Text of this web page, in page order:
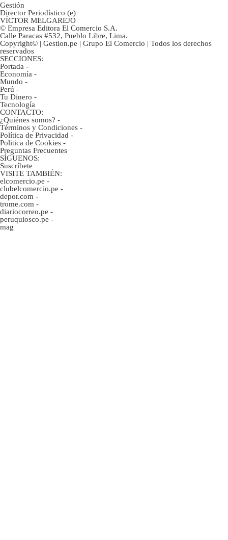
Gestión
Director Periodístico (e)
VÍCTOR MELGAREJO
© Empresa Editora El Comercio S.A.
Calle Paracas #532, Pueblo Libre, Lima.
Copyright© | Gestion.pe | Grupo El Comercio | Todos los derechos
reservados
SECCIONES:
Portada -
Economía -
Mundo -
Perú -
Tu Dinero -
Tecnología
CONTACTO:
¿Quiénes somos? -
Términos y Condiciones -
Política de Privacidad -
Politica de Cookies -
Preguntas Frecuentes
SÍGUENOS:
Suscríbete
VISITE TAMBIÉN:
elcomercio.pe -
clubelcomercio.pe -
depor.com -
trome.com -
diariocorreo.pe -
peruquiosco.pe -
mag